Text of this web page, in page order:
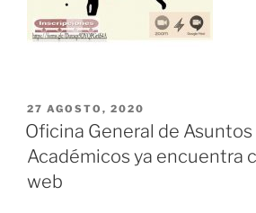
PUBLICADO
EL
27 AGOSTO, 2020
Oficina General de
Académicos ya encuentra
web